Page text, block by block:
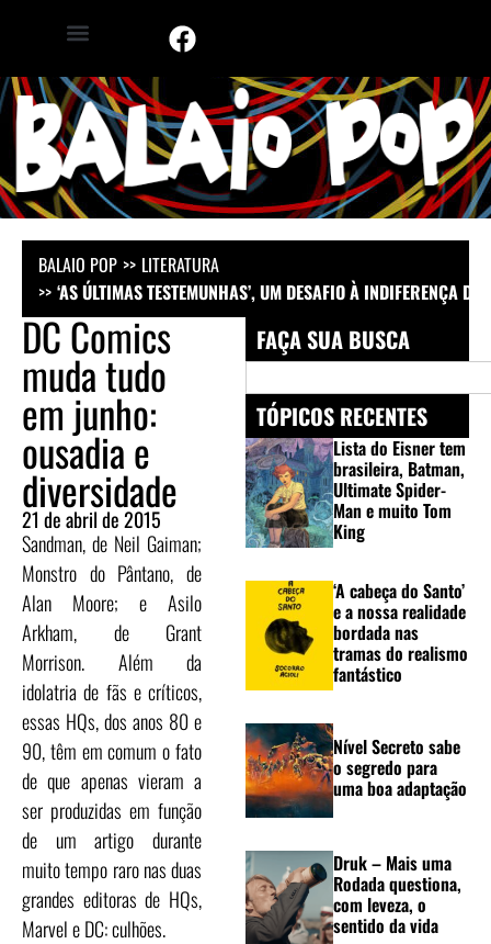
BALAIO POP
LITERATURA
‘AS ÚLTIMAS TESTEMUNHAS’, UM DESAFIO À INDIFERENÇA DE
DC Comics
muda tudo
em junho:
ousadia e
diversidade
21 de abril de 2015
Sandman, de Neil Gaiman;
Monstro do Pântano, de
Alan Moore; e Asilo
Arkham, de Grant
Morrison. Além da
idolatria de fãs e críticos,
essas HQs, dos anos 80 e
90, têm em comum o fato
de que apenas vieram a
ser produzidas em função
de um artigo durante
muito tempo raro nas duas
grandes editoras de HQs,
Marvel e DC: culhões.
FAÇA SUA BUSCA
TÓPICOS RECENTES
Lista do Eisner tem
brasileira, Batman,
Ultimate Spider-
Man e muito Tom
King
‘A cabeça do Santo’
e a nossa realidade
bordada nas
tramas do realismo
fantástico
Nível Secreto sabe
o segredo para
uma boa adaptação
Druk – Mais uma
Rodada questiona,
com leveza, o
sentido da vida